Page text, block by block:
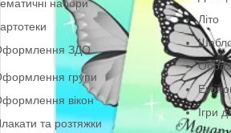
матеріал
матеріал
завдання
набори